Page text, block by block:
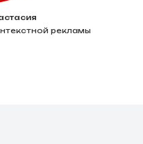
рекламы